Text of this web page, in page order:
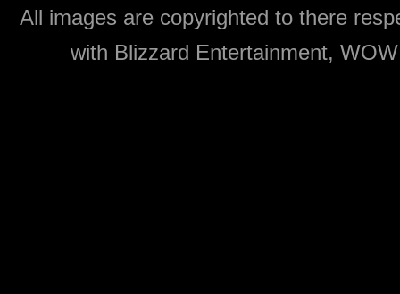
All images are copyrighted to there
with Blizzard Entertainment,